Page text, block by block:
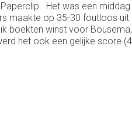
Het was een
maakte op 35-30 foutloos uit
boekten winst voor
het ook een gelijke score